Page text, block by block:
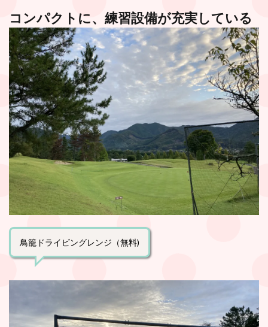
コンパクトに、練習設備が充実している
鳥籠ドライビングレンジ（無料)